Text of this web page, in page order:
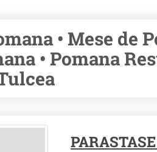
• Mese de
• Pomana